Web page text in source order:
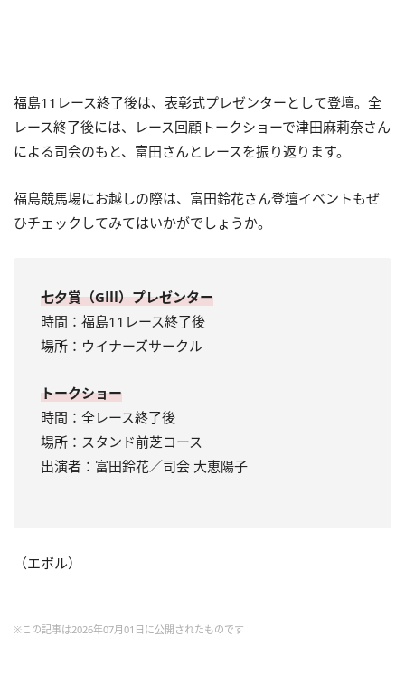
福島11レース終了後は、表彰式プレゼンターとして登壇。全
レース終了後には、レース回顧トークショーで津田麻莉奈さん
による司会のもと、富田さんとレースを振り返ります。
福島競馬場にお越しの際は、富田鈴花さん登壇イベントもぜ
ひチェックしてみてはいかがでしょうか。
七夕賞（GⅢ）プレゼンター
時間：福島11レース終了後
場所：ウイナーズサークル
トークショー
時間：全レース終了後
場所：スタンド前芝コース
出演者：富田鈴花／司会 大恵陽子
（エボル）
※この記事は2026年07月01日に公開されたものです